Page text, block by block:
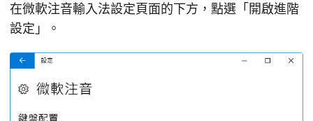
在微軟注音輸入法設定頁面的下方，點選「開啟進階
設定」。